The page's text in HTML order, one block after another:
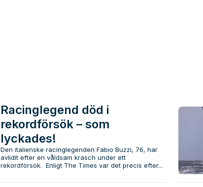
Racinglegend död i
rekordförsök – som
lyckades!
Den italienske racinglegenden Fabio Buzzi, 76, har
avlidit efter en våldsam krasch under ett
rekordförsök. Enligt The Times var det precis efter...